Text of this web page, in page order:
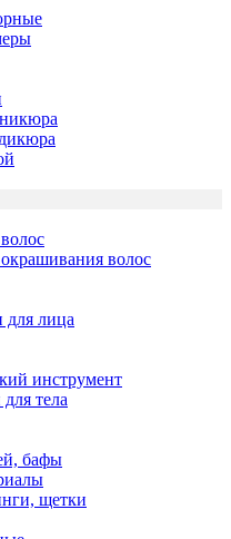
волос
лица
инструмент
тела
бафы
щетки